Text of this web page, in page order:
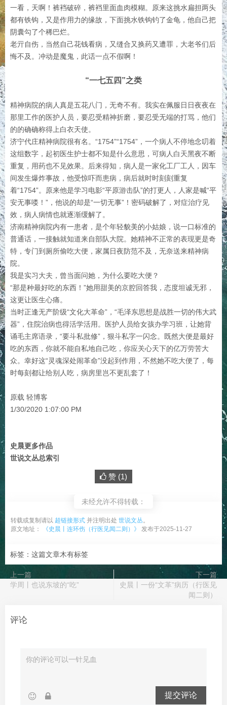
一看，天啊！裤裆破碎，裤裆里面血肉模糊。原来这挑水扁担两头
都有铁钩，又是作用力的缘故，下面挑水铁钩钓了金龟，他自己把
阴囊勾了个稀巴烂。
老亓自伤，当然自己花钱看病，又缝合又换药又遭罪，大老爷们后
悔不及。冲动是魔鬼，此话一点不假啊！
“一七五四”之类
精神病院的病人真是五花八门，无奇不有。我实在佩服日日夜夜在
那里工作的医护人员，要忍受精神折磨，要忍受无端的打骂，他们
的的确确称得上白衣天使。
济宁代庄精神病院很有名。“1754”“1754”，一个病人不停地念叨着
这组数字，起初医生护士都不知是什么意思，可病人白天黑夜不断
重复，用药也不见效果。后来得知，病人是一家化工厂工人，因车
间发生爆炸事故，他受惊吓而患病，病后就时时刻刻重复
着“1754”。原来他是学习电影“平原游击队”的打更人，人家是喊“平
安无事喽！”，他说的却是“一切无事”！密码破解了，对症治疗见
效，病人病情也就逐渐缓解了。
济南精神病院内有一患者，是个年轻貌美的小姑娘，说一口标准的
普通话，一接触就知道来自部队大院。她精神不正常的表现更是奇
特，专门到厕所偷吃大便，家属日夜防范不及，无奈送来精神病
院。
我是实习大夫，曾当面问她，为什么要吃大便？
“那是种最好吃的东西！”她用甜美的京腔回答我，态度坦诚无邪，
这更让医生心痛。
当时正逢无产阶级“文化大革命”，“毛泽东思想是战胜一切的伟大武
器”，住院治病也得活学活用。医护人员给女孩办学习班，让她背
诵毛主席语录，“要斗私批修”，狠斗私字一闪念。既然大便是最好
吃的东西，你就不能自私地自己吃，你应关心天下的亿万劳苦大
众。幸好这“灵魂深处闹革命”没起到作用，不然她不吃大便了，每
时每刻都让给别人吃，病房里岂不更乱套了！
原载 轻博客
1/30/2020 1:07:00 PM
史晨更多作品
世说文丛总索引
赞 (1)
未经允许不得转载：
转载或复制请以 超链接形式 并注明出处 世说文丛。
原文地址：
《史晨丨连环伤（行医见闻二则）》 发布于2025-11-27
标签：这篇文章木有标签
上一篇
学周丨也说东坡的“吃”
下一篇
史晨丨一份“文革”病历（行医见
闻二则）
评论
提交评论